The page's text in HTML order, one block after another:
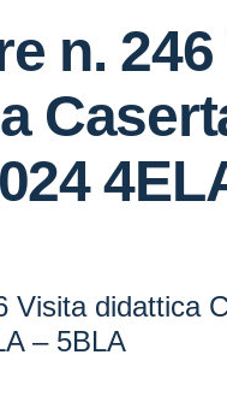
n.
Visita didattica
– 5BLA